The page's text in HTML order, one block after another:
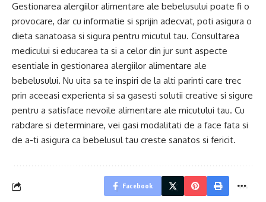
Gestionarea alergiilor alimentare ale bebelusului poate fi o
provocare, dar cu informatie si sprijin adecvat, poti asigura o
dieta sanatoasa si sigura pentru micutul tau. Consultarea
medicului si educarea ta si a celor din jur sunt aspecte
esentiale in gestionarea alergiilor alimentare ale
bebelusului. Nu uita sa te inspiri de la alti parinti care trec
prin aceeasi experienta si sa gasesti solutii creative si sigure
pentru a satisface nevoile alimentare ale micutului tau. Cu
rabdare si determinare, vei gasi modalitati de a face fata si
de a-ti asigura ca bebelusul tau creste sanatos si fericit.
Facebook